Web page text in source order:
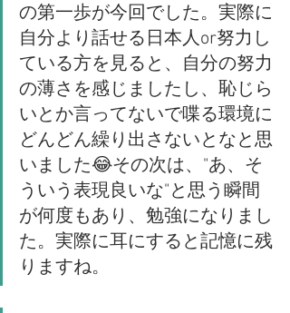
の第一歩が今回でした。実際に
自分より話せる日本人or努力し
ている方を見ると、自分の努力
の薄さを感じましたし、恥じら
いとか言ってないで喋る環境に
どんどん繰り出さないとなと思
いました😂その次は、"あ、そ
ういう表現良いな"と思う瞬間
が何度もあり、勉強になりまし
た。実際に耳にすると記憶に残
りますね。